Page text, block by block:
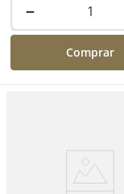
－
Comprar